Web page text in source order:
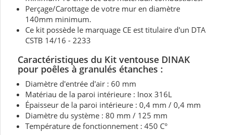
Perçage/Carottage de votre mur en diamètre
140mm minimum.
Ce kit possède le marquage CE est titulaire d'un DTA
CSTB 14/16 - 2233
Caractéristiques du Kit ventouse DINAK
pour poêles à granulés étanches :
Diamètre d'entrée d'air : 60 mm
Matériau de la paroi intérieure : Inox 316L
Épaisseur de la paroi intérieure : 0,4 mm / 0,4 mm
Diamètre du système : 80 mm / 125 mm
Température de fonctionnement : 450 C°